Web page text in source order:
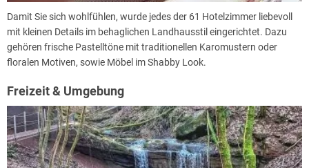
Damit Sie sich wohlfühlen, wurde jedes der 61 Hotelzimmer liebevoll
mit kleinen Details im behaglichen Landhausstil eingerichtet. Dazu
gehören frische Pastelltöne mit traditionellen Karomustern oder
floralen Motiven, sowie Möbel im Shabby Look.
Freizeit & Umgebung